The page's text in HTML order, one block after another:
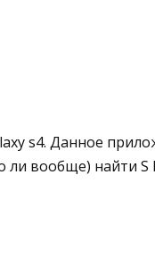
s4. Данное
вообще) найти S